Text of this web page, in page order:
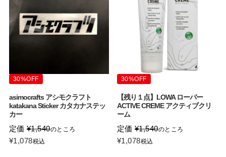
30%OFF
asimocrafts アシモクラフト
katakana Sticker カタカナステッ
カー
定価 ¥1,540のところ
¥1,078税込
30%OFF
【残り１点】LOWA ローバー
ACTIVE CREME アクティブクリ
ーム
定価 ¥1,540のところ
¥1,078税込